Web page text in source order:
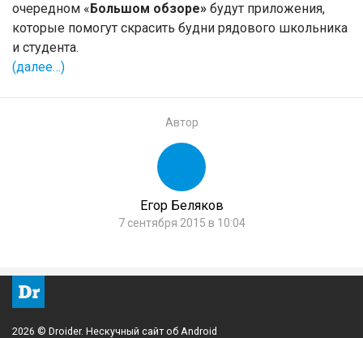
очередном « Большом обзоре» будут приложения,
которые помогут скрасить будни рядового школьника
и студента.
(далее…)
Автор
Егор Беляков
7 сентября 2015 в 10:04
2026 © Droider. Нескучный сайт об Android